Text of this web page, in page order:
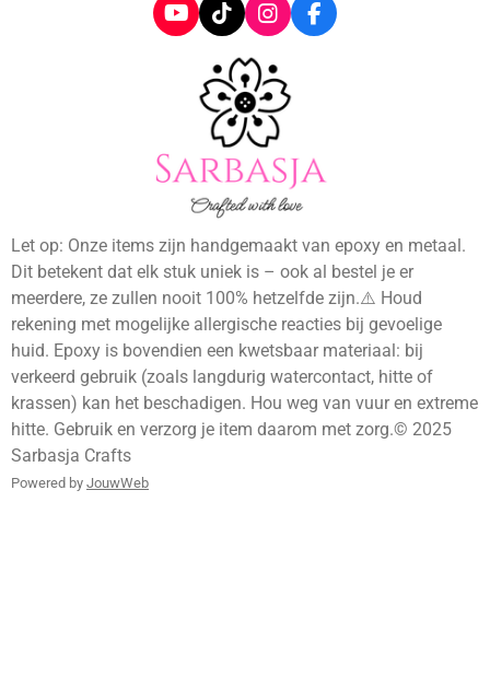
Y
o
T
i
k
T
o
k
I
n
s
t
a
g
r
a
m
F
a
k
Let op: Onze items zijn handgemaakt van epoxy en metaal.
Dit betekent dat elk stuk uniek is – ook al bestel je er
meerdere, ze zullen nooit 100% hetzelfde zijn.⚠️ Houd
rekening met mogelijke allergische reacties bij gevoelige
huid. Epoxy is bovendien een kwetsbaar materiaal: bij
verkeerd gebruik (zoals langdurig watercontact, hitte of
krassen) kan het beschadigen. Hou weg van vuur en extreme
hitte. Gebruik en verzorg je item daarom met zorg.© 2025
Sarbasja Crafts
Powered by JouwWeb